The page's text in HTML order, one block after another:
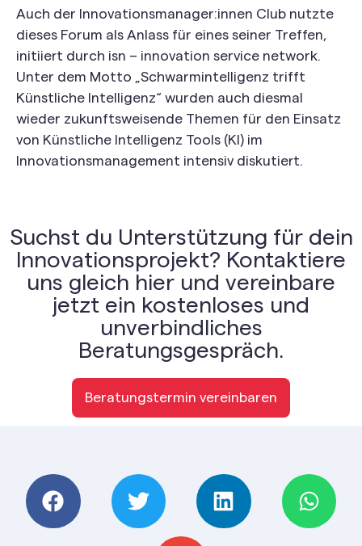
Auch der Innovationsmanager:innen Club nutzte
dieses Forum als Anlass für eines seiner Treffen,
initiiert durch isn – innovation service network.
Unter dem Motto „Schwarmintelligenz trifft
Künstliche Intelligenz“ wurden auch diesmal
wieder zukunftsweisende Themen für den Einsatz
von Künstliche Intelligenz Tools (KI) im
Innovationsmanagement intensiv diskutiert.
Suchst du Unterstützung für dein
Innovationsprojekt? Kontaktiere
uns gleich hier und vereinbare
jetzt ein kostenloses und
unverbindliches
Beratungsgespräch.
Beratungstermin vereinbaren